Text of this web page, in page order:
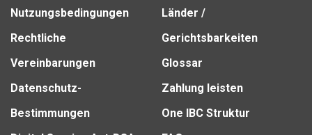
Nutzungsbedingungen
Rechtliche
Vereinbarungen
Datenschutz-
Bestimmungen
Länder /
Gerichtsbarkeiten
Glossar
Zahlung leisten
One IBC Struktur